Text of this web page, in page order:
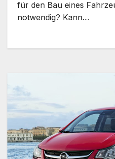
für den Bau eines
notwendig? Kann…